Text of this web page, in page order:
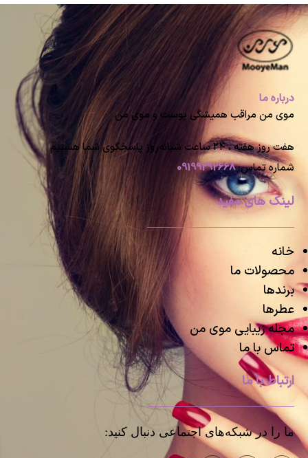
درباره ما
موی من مراقب همیشگی پوست و موی من
هفت روز هفته ، ۲۴ ساعت شبانه‌روز پاسخگوی شما هستیم
شماره تماس:09199292668
لینک های مفید
خانه
محصولات ما
برندها
عطرها
مجله زیبایی موی من
تماس با ما
ارتباط با ما
ما را در شبکه‌های اجتماعی دنبال کنید: